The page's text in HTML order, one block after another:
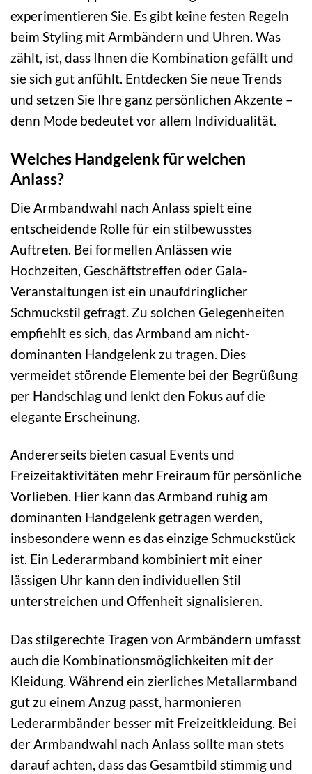
experimentieren Sie. Es gibt keine festen Regeln
beim Styling mit Armbändern und Uhren. Was
zählt, ist, dass Ihnen die Kombination gefällt und
sie sich gut anfühlt. Entdecken Sie neue Trends
und setzen Sie Ihre ganz persönlichen Akzente –
denn Mode bedeutet vor allem Individualität.
Welches Handgelenk für welchen
Anlass?
Die Armbandwahl nach Anlass spielt eine
entscheidende Rolle für ein stilbewusstes
Auftreten. Bei formellen Anlässen wie
Hochzeiten, Geschäftstreffen oder Gala-
Veranstaltungen ist ein unaufdringlicher
Schmuckstil gefragt. Zu solchen Gelegenheiten
empfiehlt es sich, das Armband am nicht-
dominanten Handgelenk zu tragen. Dies
vermeidet störende Elemente bei der Begrüßung
per Handschlag und lenkt den Fokus auf die
elegante Erscheinung.
Andererseits bieten casual Events und
Freizeitaktivitäten mehr Freiraum für persönliche
Vorlieben. Hier kann das Armband ruhig am
dominanten Handgelenk getragen werden,
insbesondere wenn es das einzige Schmuckstück
ist. Ein Lederarmband kombiniert mit einer
lässigen Uhr kann den individuellen Stil
unterstreichen und Offenheit signalisieren.
Das stilgerechte Tragen von Armbändern umfasst
auch die Kombinationsmöglichkeiten mit der
Kleidung. Während ein zierliches Metallarmband
gut zu einem Anzug passt, harmonieren
Lederarmbänder besser mit Freizeitkleidung. Bei
der Armbandwahl nach Anlass sollte man stets
darauf achten, dass das Gesamtbild stimmig und